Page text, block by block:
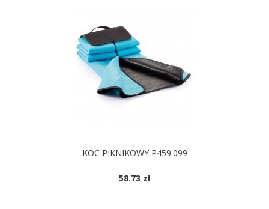
KOC PIKNIKOWY P459.099
58.73 zł